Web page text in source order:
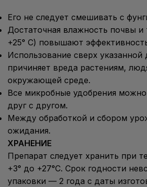
Его не следует смешивать с
Достаточная влажность почвы и
+25° C) повышают
Использование сверх указанной
причиняет вреда растениям,
окружающей среде.
Все микробные удобрения
друг с другом.
Между обработкой и сбором
ожидания.
ХРАНЕНИЕ
Препарат следует хранить при
+3° до +27°C. Срок годности
упаковки — 2 года с даты